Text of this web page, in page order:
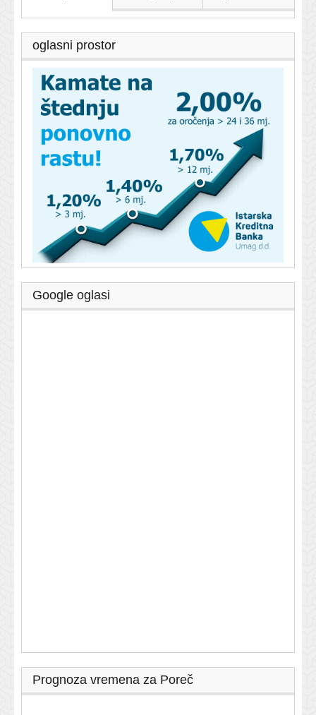
oglasni prostor
Google oglasi
Prognoza vremena za Poreč